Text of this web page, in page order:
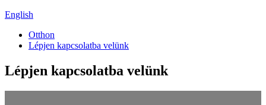
English
Otthon
Lépjen kapcsolatba velünk
Lépjen kapcsolatba velünk